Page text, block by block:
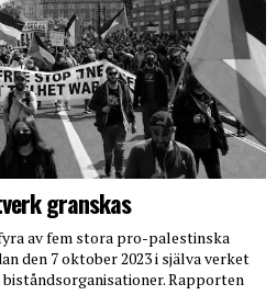
granskas
av fem stora pro-palestinska
den 7 oktober 2023 i själva verket
Rapporten